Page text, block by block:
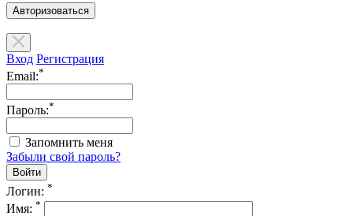
Авторизоваться
Вход Регистрация
Email:*
Пароль:*
Запомнить меня
Забыли свой пароль?
Логин: *
Имя: *